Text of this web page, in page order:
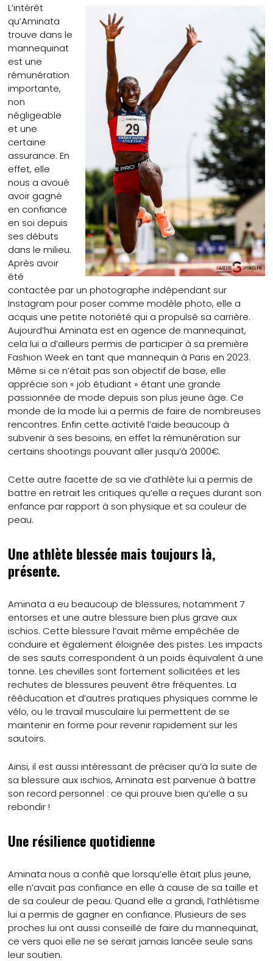
L’intérêt
qu’Aminata
trouve dans le
mannequinat
est une
rémunération
importante,
non
négligeable
et une
certaine
assurance. En
effet, elle
nous a avoué
avoir gagné
en confiance
en soi depuis
ses débuts
dans le milieu.
Après avoir
été
contactée par un photographe indépendant sur
Instagram pour poser comme modèle photo, elle a
acquis une petite notoriété qui a propulsé sa carrière.
Aujourd’hui Aminata est en agence de mannequinat,
cela lui a d’ailleurs permis de participer à sa première
Fashion Week en tant que mannequin à Paris en 2023.
Même si ce n’était pas son objectif de base, elle
apprécie son « job étudiant » étant une grande
passionnée de mode depuis son plus jeune âge. Ce
monde de la mode lui a permis de faire de nombreuses
rencontres. Enfin cette activité l’aide beaucoup à
subvenir à ses besoins, en effet la rémunération sur
certains shootings pouvant aller jusqu’à 2000€.
Cette autre facette de sa vie d’athlète lui a permis de
battre en retrait les critiques qu’elle a reçues durant son
enfance par rapport à son physique et sa couleur de
peau.
Une athlète blessée mais toujours là,
présente.
Aminata a eu beaucoup de blessures, notamment 7
entorses et une autre blessure bien plus grave aux
ischios. Cette blessure l’avait même empêchée de
conduire et également éloignée des pistes. Les impacts
de ses sauts correspondent à un poids équivalent à une
tonne. Les chevilles sont fortement sollicitées et les
rechutes de blessures peuvent être fréquentes. La
rééducation et d’autres pratiques physiques comme le
vélo, ou le travail musculaire lui permettent de se
maintenir en forme pour revenir rapidement sur les
sautoirs.
Ainsi, il est aussi intéressant de préciser qu’à la suite de
sa blessure aux ischios, Aminata est parvenue à battre
son record personnel : ce qui prouve bien qu’elle a su
rebondir !
Une résilience quotidienne
Aminata nous a confié que lorsqu’elle était plus jeune,
elle n’avait pas confiance en elle à cause de sa taille et
de sa couleur de peau. Quand elle a grandi, l’athlétisme
lui a permis de gagner en confiance. Plusieurs de ses
proches lui ont aussi conseillé de faire du mannequinat,
ce vers quoi elle ne se serait jamais lancée seule sans
leur soutien.